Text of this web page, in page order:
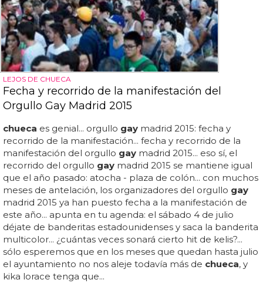
LEJOS DE CHUECA
Fecha y recorrido de la manifestación del
Orgullo Gay Madrid 2015
chueca es genial... orgullo gay madrid 2015: fecha y
recorrido de la manifestación... fecha y recorrido de la
manifestación del orgullo gay madrid 2015... eso sí, el
recorrido del orgullo gay madrid 2015 se mantiene igual
que el año pasado: atocha - plaza de colón... con muchos
meses de antelación, los organizadores del orgullo gay
madrid 2015 ya han puesto fecha a la manifestación de
este año... apunta en tu agenda: el sábado 4 de julio
déjate de banderitas estadounidenses y saca la banderita
multicolor... ¿cuántas veces sonará cierto hit de kelis?...
sólo esperemos que en los meses que quedan hasta julio
el ayuntamiento no nos aleje todavía más de chueca, y
kika lorace tenga que...